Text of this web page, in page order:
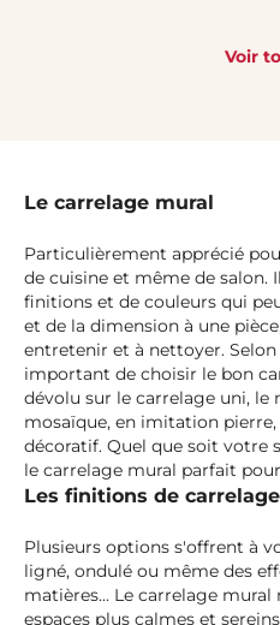
Voir
Le carrelage mural
Particulièrement apprécié
de cuisine et même de salon.
finitions et de couleurs qui
et de la dimension à une
entretenir et à nettoyer. Selon
important de choisir le bon
dévolu sur le carrelage uni, le mural
mosaïque, en imitation
décoratif. Quel que soit votre
le carrelage mural parfait
Les finitions de
Plusieurs options s'offrent à
ligné, ondulé ou même des
matières... Le carrelage
espaces plus calmes et